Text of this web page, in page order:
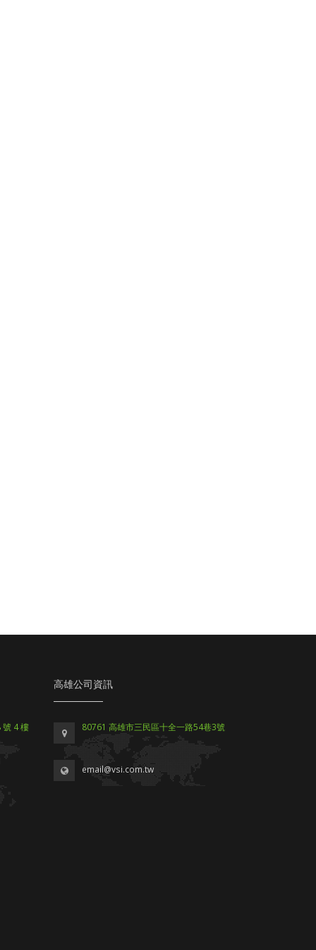
號 4 樓
高雄公司資訊
80761 高雄市三民區十全一路54巷3號
email@vsi.com.tw